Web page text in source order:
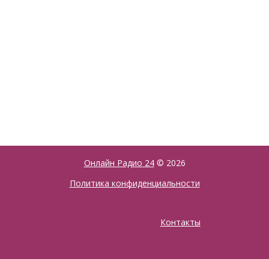
Онлайн Радио 24© 2026
Политика конфиденциальности
Контакты